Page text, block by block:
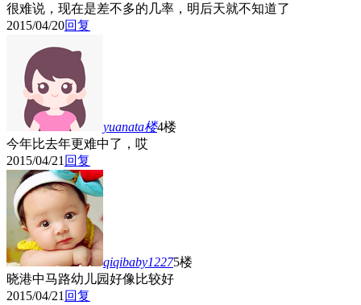
很难说，现在是差不多的几率，明后天就不知道了
2015/04/20回复
yuanata楼4楼
今年比去年更难中了，哎
2015/04/21 回复
qiqibaby12275楼
晓港中马路幼儿园好像比较好
2015/04/21 回复